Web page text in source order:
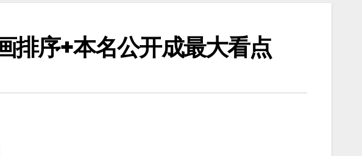
排序+本名公开成最大看点